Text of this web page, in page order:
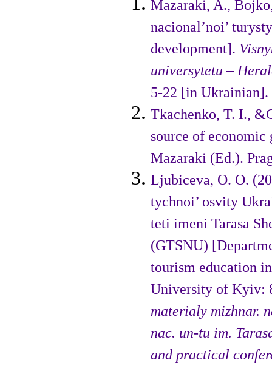
Mazaraki, A.,
nacional’noi’
development].
universytetu –
5-22 [in Ukrainian].
Tkachenko, T. I.,
source of
Mazaraki (Ed.).
Ljubiceva, O. O.
tychnoi’ osvity
teti imeni Tarasa
(GTSNU)
tourism educa­tion
University of Kyiv:
materialy mizhnar.
nac. un-tu im.
and practical